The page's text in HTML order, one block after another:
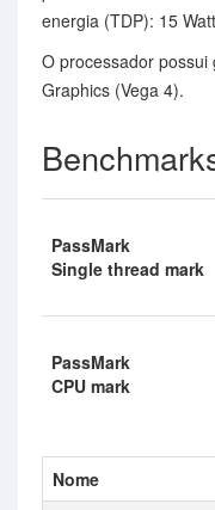
energia (TDP): 15
O processador
Graphics (Vega 4).
PassMark
Single thread mark
PassMark
CPU mark
Nome